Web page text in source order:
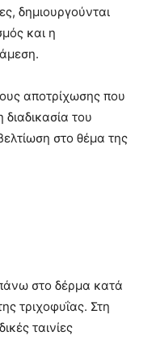
δημιουργούνται
και η
αποτρίχωσης που
του
στο θέμα της
στο δέρμα κατά
τριχοφυΐας. Στη
ταινίες